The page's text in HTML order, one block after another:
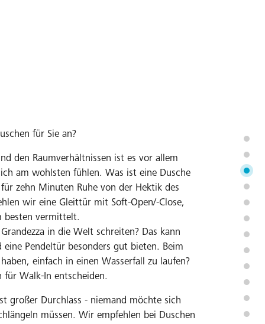
für Sie an?
den Raumverhältnissen ist es vor allem
am wohlsten fühlen. Was ist eine Dusche
zehn Minuten Ruhe von der Hektik des
wir eine Gleittür mit Soft-Open/-Close,
besten vermittelt.
in die Welt schreiten? Das kann
Pendeltür besonders gut bieten. Beim
einfach in einen Wasserfall zu laufen?
für Walk-In entscheiden.
großer Durchlass - niemand möchte sich
müssen. Wir empfehlen bei Duschen